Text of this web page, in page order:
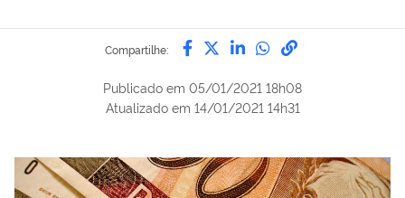
Compartilhe: Compartilhe por Facebook
Compartilhe por Twitter
Compartilhe por
Compartilhe
link para
Publicado em 05/01/2021 18h08
Atualizado em 14/01/2021 14h31